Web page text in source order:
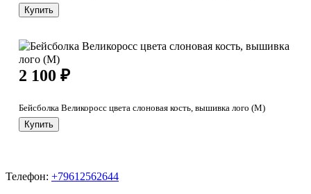
Купить
2 100 ₽
Бейсболка Великоросс цвета слоновая кость, вышивка лого (М)
Купить
Телефон: +79612562644